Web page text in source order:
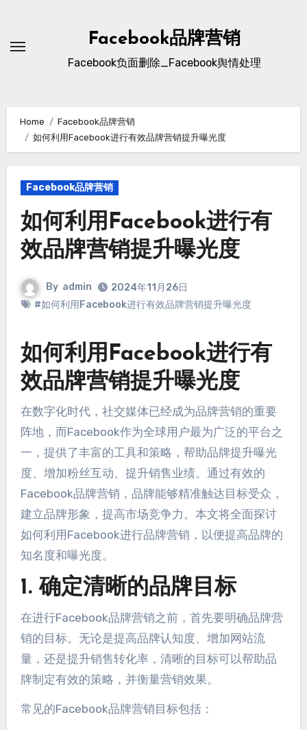
content
Facebook品牌营销
Facebook负面删除_Facebook舆情处理
Home
Facebook品牌营销
如何利用Facebook进行有效品牌营销提升曝光度
Facebook品牌营销
如何利用Facebook进行有
效品牌营销提升曝光度
By admin
2024年11月26日
#如何利用Facebook进行有效品牌营销提升曝光度
如何利用Facebook进行有
效品牌营销提升曝光度
在数字化时代，社交媒体已经成为品牌营销的重要
阵地，而Facebook作为全球用户最为广泛的平台之
一，提供了丰富的工具和策略，帮助品牌提升曝光
度、增加粉丝互动、提升销售业绩。通过有效的
Facebook品牌营销，品牌能够精准触达目标受众，
建立品牌形象，提高市场竞争力。本文将全面探讨
如何利用Facebook进行品牌营销，以便提高品牌的
知名度和曝光度。
1. 确定清晰的品牌目标
在进行Facebook品牌营销之前，首先要明确品牌营
销的目标。无论是提高品牌认知度、增加网站流
量，还是提升销售转化率，清晰的目标可以帮助品
牌制定有效的策略，并衡量营销效果。
常见的Facebook品牌营销目标包括：